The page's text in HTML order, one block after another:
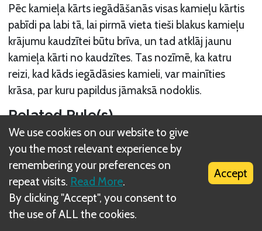
Pēc kamieļa kārts iegādāšanās visas kamieļu kārtis
pabīdi pa labi tā, lai pirmā vieta tieši blakus kamieļu
krājumu kaudzītei būtu brīva, un tad atklāj jaunu
kamieļa kārti no kaudzītes. Tas nozīmē, ka katru
reizi, kad kāds iegādāsies kamieli, var mainīties
krāsa, par kuru papildus jāmaksā nodoklis.
Related Rule(s)
Papildu nodoklis
What is DIZED Rules?
We use cookies on our website to give
you the most relevant experience by
remembering your preferences on
repeat visits. Read More.
By clicking "Accept", you consent to
the use of ALL the cookies.
Accept